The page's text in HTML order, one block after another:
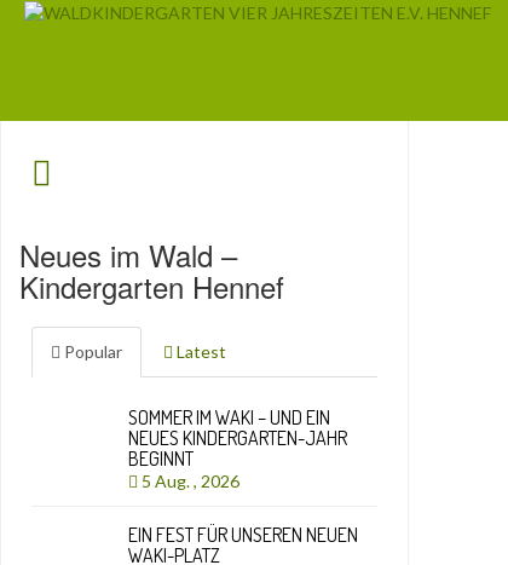
Neues im Wald –
Kindergarten Hennef
Popular Latest
SOMMER IM WAKI – UND EIN
NEUES KINDERGARTEN-JAHR
BEGINNT
5 Aug. , 2026
EIN FEST FÜR UNSEREN NEUEN
WAKI-PLATZ